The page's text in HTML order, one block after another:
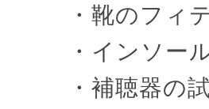
・靴のフィ
・インソー
・補聴器の